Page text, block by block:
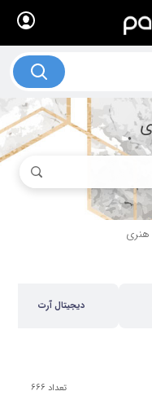
هنری
دیجیتال آرت
تعداد 666
×